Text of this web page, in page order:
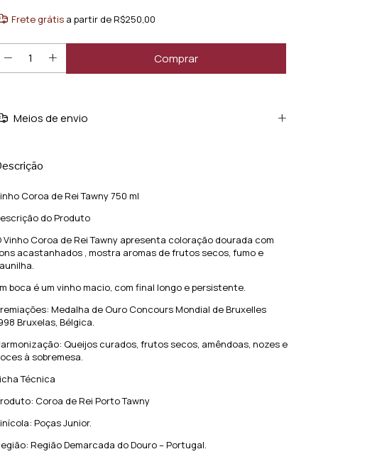
Frete grátis a partir deR$250,00
Meios de envio
Coroa de Rei Tawny 750 ml
do Produto
Vinho Coroa de Rei Tawny apresenta coloração dourada com
acastanhados , mostra aromas de frutos secos, fumo e
boca é um vinho macio, com final longo e persistente.
Medalha de Ouro Concours Mondial de Bruxelles
Bruxelas, Bélgica.
Queijos curados, frutos secos, amêndoas, nozes e
à sobremesa.
Técnica
Coroa de Rei Porto Tawny
Poças Junior.
Região Demarcada do Douro – Portugal.